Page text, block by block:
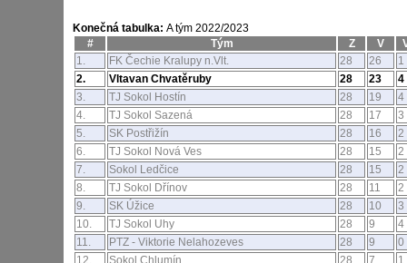
Konečná tabulka: A tým 2022/2023
#
Tým Z V
1.
FK Čechie Kralupy n.Vlt. 28 26
1
2.
Vltavan Chvatěruby 28 23
4
3.
TJ Sokol Hostín 28 19
4
4.
TJ Sokol Sazená 28 17
3
5.
SK Postřižín 28 16
2
6.
TJ Sokol Nová Ves 28 15
2
7.
Sokol Ledčice 28 15
2
8.
TJ Sokol Dřínov 28 11
2
9.
SK Úžice 28 10
3
10.
TJ Sokol Uhy 28 9
4
11.
PTZ - Viktorie Nelahozeves 28 9
0
12.
Sokol Chlumín 28 7
1